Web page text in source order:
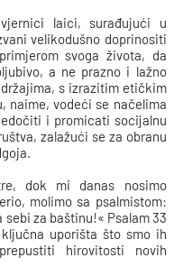
laici, surađujući u
velikodušno doprinositi
svoga života, da
a ne prazno i lažno
s izrazitim etičkim
naime, vodeći se načelima
i promicati socijalnu
zalažući se za obranu
dok mi danas nosimo
molimo sa psalmistom:
sebi za baštinu!« Psalam 33
uporišta što smo ih
hirovitosti novih